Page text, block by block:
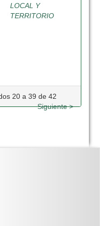
LOCAL Y
TERRITORIO
20 a 39 de 42
Siguiente >